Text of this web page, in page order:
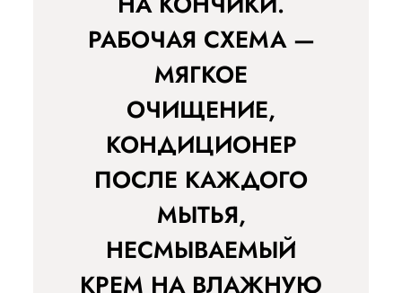
РАБОЧАЯ СХЕМА —
МЯГКОЕ
ОЧИЩЕНИЕ,
КОНДИЦИОНЕР
ПОСЛЕ КАЖДОГО
МЫТЬЯ,
НЕСМЫВАЕМЫЙ
КРЕМ НА ВЛАЖНУЮ